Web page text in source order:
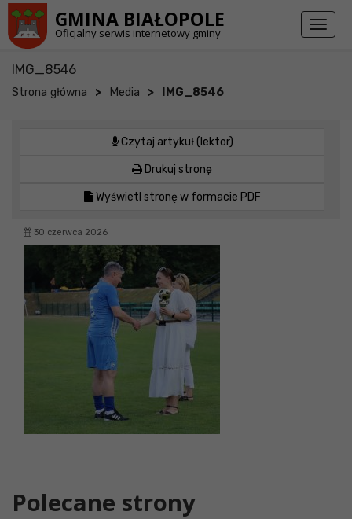
GMINA BIAŁOPOLE
Oficjalny serwis internetowy gminy
Toggle
IMG_8546
Strona główna > Media > IMG_8546
Czytaj artykuł (lektor)
Drukuj stronę
Wyświetl stronę w formacie PDF
30 czerwca 2026
Polecane strony